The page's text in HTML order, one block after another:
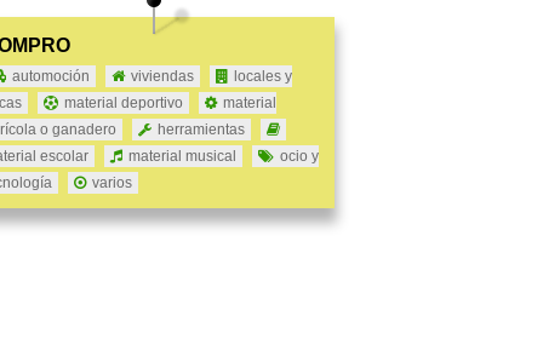
automoción viviendas
locales y
material deportivo
material
o ganadero
herramientas
escolar
material musical
ocio y
varios